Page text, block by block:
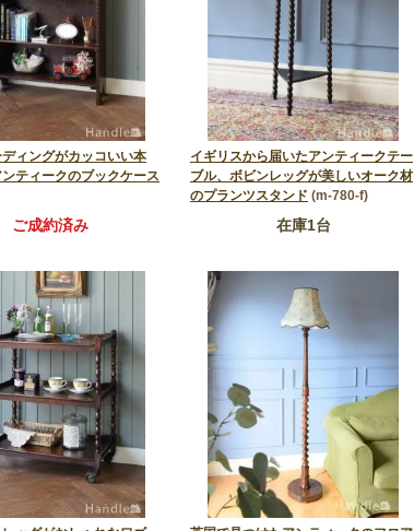
ィングがカッコいい本
ティークのブックケース
ご成約済み
イギリスから届いたアンティークテー
ブル、ボビンレッグが美しいオーク材
のプランツスタンド (m-780-f)
在庫1台